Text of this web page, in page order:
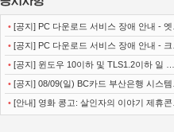
• [공지] PC 다운로드 서비스 장애 안내 - 엣
(Microsoft Edge)
• [공지] PC 다운로드 서비스 장애 안내 - 크
(Chrome)
• [공지] 윈도우 10이하 및 TLS1.2이하 일 경
우 사이트 이용불가 안내
• [공지] 08/09(일) BC카드 부산은행 시스템
정기점검 안내
• [안내] 영화 콩고: 살인자의 이야기 제휴콘